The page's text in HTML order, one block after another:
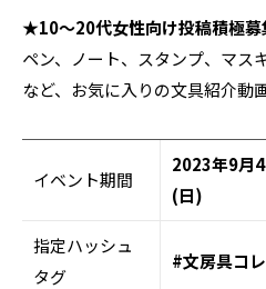
★10〜20代女性向け投稿積極
ペン、ノート、スタンプ、マス
など、お気に入りの文具紹介動
イベント期間
2023年9月
(日)
指定ハッシュ
タグ
#文房具コ